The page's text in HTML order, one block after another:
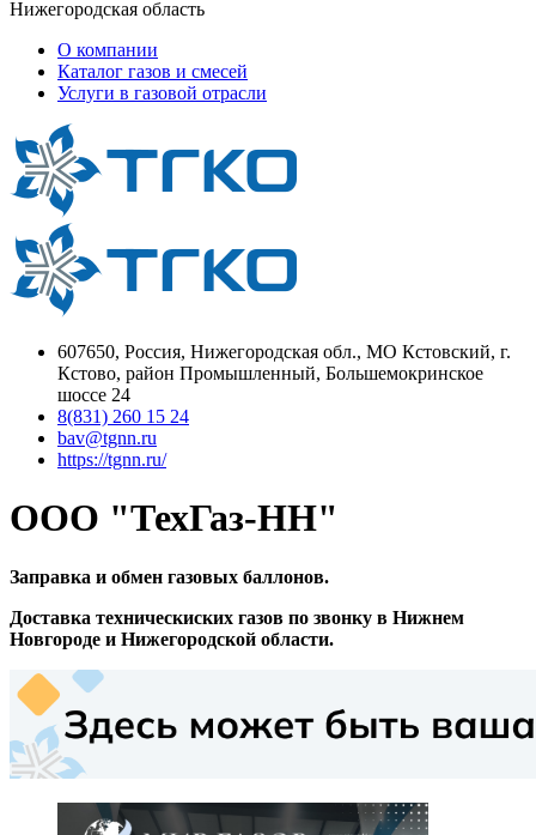
Нижегородская область
О компании
Каталог газов и смесей
Услуги в газовой отрасли
607650, Россия, Нижегородская обл., МО Кстовский, г.
Кстово, район Промышленный, Большемокринское
шоссе 24
8(831) 260 15 24
bav@tgnn.ru
https://tgnn.ru/
ООО "ТехГаз-НН"
Заправка и обмен газовых баллонов.
Доставка техническиских газов по звонку в Нижнем
Новгороде и Нижегородской области.